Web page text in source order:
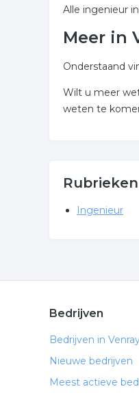
Alle ingenieur
Meer in
Onderstaand
Wilt u meer
weten te
Ingenieur
Bedrijven
Bedrijven in
Nieuwe bedrijven
Meest actieve